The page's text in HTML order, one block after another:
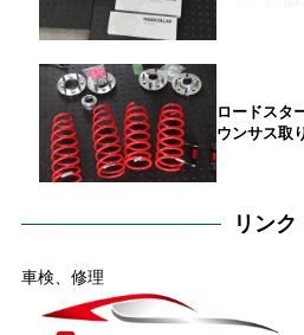
ロードスタ
ウンサス取
リンク
車検、修理